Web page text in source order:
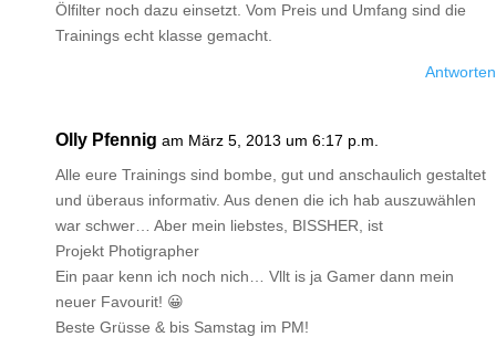
Ölfilter noch dazu einsetzt. Vom Preis und Umfang sind die
Trainings echt klasse gemacht.
Antworten
Olly Pfennig am März 5, 2013 um 6:17 p.m.
Alle eure Trainings sind bombe, gut und anschaulich gestaltet
und überaus informativ. Aus denen die ich hab auszuwählen
war schwer… Aber mein liebstes, BISSHER, ist
Projekt Photigrapher
Ein paar kenn ich noch nich… Vllt is ja Gamer dann mein
neuer Favourit! 😀
Beste Grüsse & bis Samstag im PM!